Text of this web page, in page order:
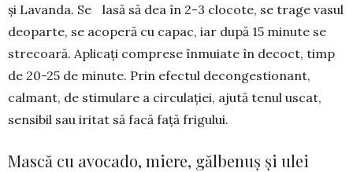
şi Lavanda. Se lasă să dea în 2-3 clocote, se trage va­sul
deoparte, se acoperă cu capac, iar du­pă 15 minute se
strecoară. Aplicaţi com­prese înmuiate în decoct, timp
de 20-25 de minute. Prin efectul de­con­gestionant,
calmant, de stimulare a cir­culaţiei, ajută tenul uscat,
sensibil sau iritat să facă faţă frigului.
Mască cu avocado, miere, gălbenuş și ulei